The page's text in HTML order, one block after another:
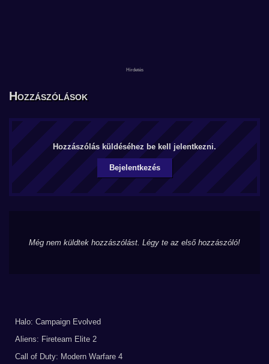
Hozzászólások
Hozzászólás küldéséhez be kell jelentkezni.
Bejelentkezés
Még nem küldtek hozzászólást. Légy te az első hozzászóló!
Halo: Campaign Evolved
Aliens: Fireteam Elite 2
Call of Duty: Modern Warfare 4